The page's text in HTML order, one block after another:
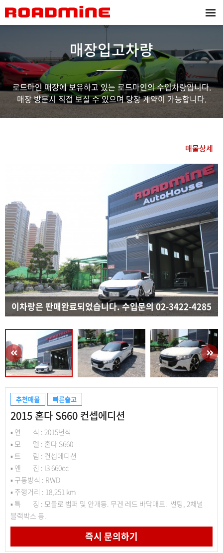
매장입고차량
로드마인 매장에 보유하고 있는 로드마인의 수입차량입니다.
매장 방문시 직접 보실 수 있으며 당장 계약이 가능합니다.
매물상세
추천매물 빠른출고
2015 혼다 S660 컨셉에디션
▪ 연 식 : 2015년식
▪ 모 델 : 혼다 S660
▪ 트 림 : 컨셉에디션
▪ 엔 진 : I3 660cc
▪ 구동방식 : RWD
▪ 주행거리 : 18,251 km
▪ 특 징 : 모듈로 범퍼 및 안개등. 무겐 레드 바닥매트. 썬팅, 2채널
블랙박스 등.
즉시 문의하기